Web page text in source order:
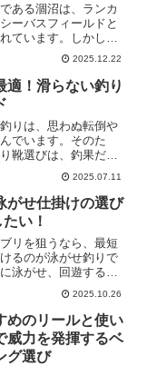
ある涸沼は、ランカ
ーバスフィールドと
ています。しかし、
独特の環境や、遠浅
を見せる大型シーバ
は、一般的なシーバ
異なる...
2025.12.22
適！滑らない釣り
りは、思わぬ転倒や
でいます。そのた
靴選びは、釣果だけ
常に重要です。この
りに最適な靴のタイ
デルや口コミ、さら
ンテナン...
2025.07.11
がせ仕掛けの選び
い！
リを狙うなら、最短
るのが泳がせ釣りで
泳がせ、回遊するブ
直撃します。本記事
からタックル選定、
、アタリの見極めと
ナーま...
2025.10.26
めのリールと使い
威力を発揮するベ
グ選び